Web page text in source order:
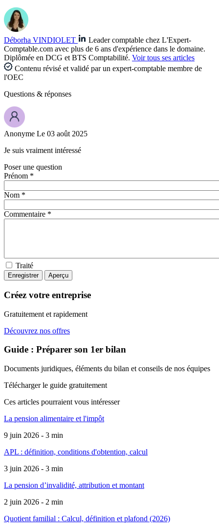
Déborha VINDIOLET
Leader comptable chez L'Expert-
Comptable.com avec plus de 6 ans d'expérience dans le domaine.
Diplômée en DCG et BTS Comptabilité. Voir tous ses articles
Contenu révisé et validé par un expert-comptable membre de
l'OEC
Questions & réponses
Anonyme Le 03 août 2025
Je suis vraiment intéressé
Poser une question
Prénom *
Nom *
Commentaire *
Traité
Créez votre entreprise
Gratuitement et rapidement
Découvrez nos offres
Guide : Préparer son 1er bilan
Documents juridiques, éléments du bilan et conseils de nos équipes
Télécharger le guide gratuitement
Ces articles pourraient vous intéresser
La pension alimentaire et l'impôt
9 juin 2026 - 3 min
APL : définition, conditions d'obtention, calcul
3 juin 2026 - 3 min
La pension d’invalidité, attribution et montant
2 juin 2026 - 2 min
Quotient familial : Calcul, définition et plafond (2026)